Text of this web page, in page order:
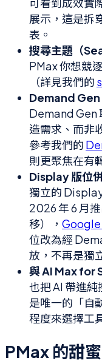
展示，這是拆
表。
搜尋主題（
PMax 你想競
（詳見我們的
Demand Gen
Demand Gen
造需求、而非
參考我們的
則更聚焦在有
Display 版位
獨立的
2026 年 6 月
移）， Google
位改為經
放，不再是獨
與 AI Max for
也把 AI 帶進
是唯一的「自
程度來選擇工
PMax 的甜